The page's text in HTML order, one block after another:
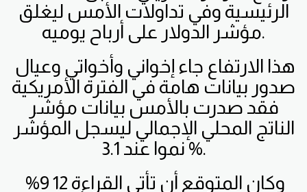
الرئيسية وفي تداولات الأمس ليغلق
مؤشر الدولار على أرباح يوميه.
صدور بيانات هامة في الفترة الأمريكية
فقد صدرت بالأمس بيانات مؤشر
الناتج المحلي الإجمالي ليسجل المؤشر
نموا عند 3.1 %.